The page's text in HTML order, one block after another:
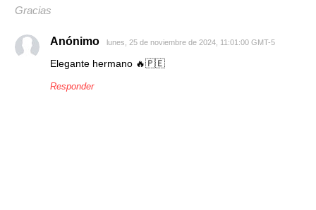
Gracias
Anónimo lunes, 25 de noviembre de 2024, 11:01:00 GMT-5
Elegante hermano 🔥🇵🇪
Responder